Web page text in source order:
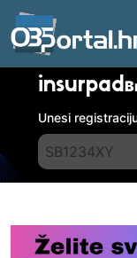
insurpad
Unesi